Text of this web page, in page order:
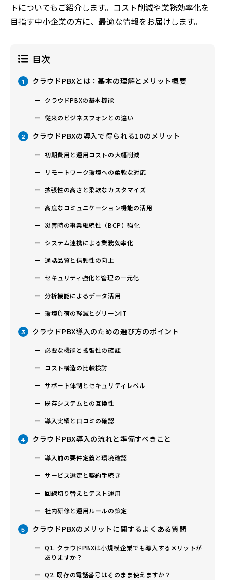
トについてもご紹介します。コスト削減や業務効率化を
目指す中小企業の方に、最適な情報をお届けします。
目次
1 クラウドPBXとは：基本の理解とメリット概要
クラウドPBXの基本機能
従来のビジネスフォンとの違い
2 クラウドPBXの導入で得られる10のメリット
初期費用と運用コストの大幅削減
リモートワーク環境への柔軟な対応
拡張性の高さと柔軟なカスタマイズ
高度なコミュニケーション機能の活用
災害時の事業継続性（BCP）強化
システム連携による業務効率化
通話品質と信頼性の向上
セキュリティ強化と管理の一元化
分析機能によるデータ活用
環境負荷の軽減とグリーンIT
3 クラウドPBX導入のための選び方のポイント
必要な機能と拡張性の確認
コスト構造の比較検討
サポート体制とセキュリティレベル
既存システムとの互換性
導入実績と口コミの確認
4 クラウドPBX導入の流れと準備すべきこと
導入前の要件定義と環境確認
サービス選定と契約手続き
回線切り替えとテスト運用
社内研修と運用ルールの策定
5 クラウドPBXのメリットに関するよくある質問
Q1. クラウドPBXは小規模企業でも導入するメリットが
ありますか？
Q2. 既存の電話番号はそのまま使えますか？